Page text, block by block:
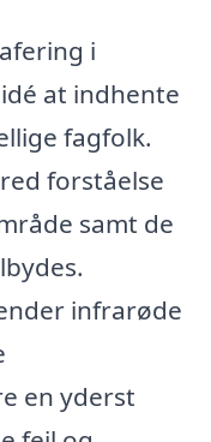
i
at indhente
fagfolk.
forståelse
samt de
infrarøde
en yderst